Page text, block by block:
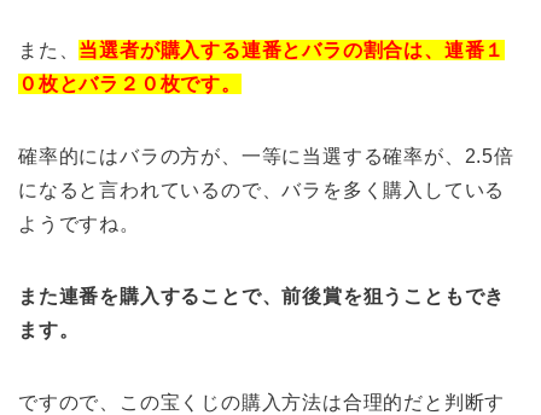
また、 当選者が購入する連番とバラの割合は、連番１
０枚とバラ２０枚です。
確率的にはバラの方が、一等に当選する確率が、2.5倍
になると言われているので、バラを多く購入している
ようですね。
また連番を購入することで、前後賞を狙うこともでき
ます。
ですので、この宝くじの購入方法は合理的だと判断す